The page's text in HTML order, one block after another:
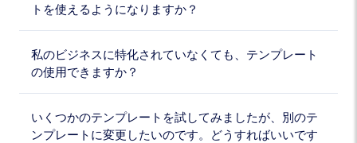
トを使えるようになりますか？
私のビジネスに特化されていなくても、テンプレート
の使用できますか？
いくつかのテンプレートを試してみましたが、別のテ
ンプレートに変更したいのです。どうすればいいです